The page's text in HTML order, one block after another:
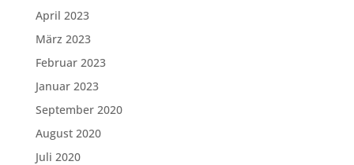
April 2023
März 2023
Februar 2023
Januar 2023
September 2020
August 2020
Juli 2020